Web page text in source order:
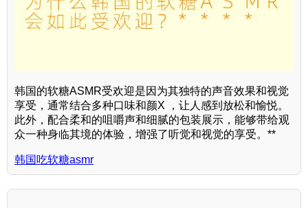
韩国的软糖ASMR受欢迎是因为其独特的声音效果和视觉
享受，通常结合多种口味和颜X ，让人感到放松和愉悦。
此外，配合柔和的咀嚼声和细腻的包装展示，能够带给观
众一种身临其境的体验，增强了听觉和视觉的享受。**
韩国吃软糖asmr